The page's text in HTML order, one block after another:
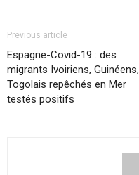
Previous article
Espagne-Covid-19 : des
migrants Ivoiriens, Guinéens,
Togolais repêchés en Mer
testés positifs